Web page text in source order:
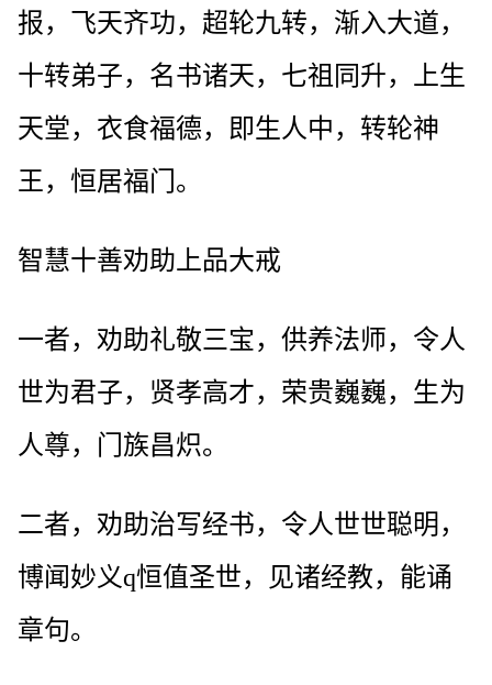
报，飞天齐功，超轮九转，渐入大道，
十转弟子，名书诸天，七祖同升，上生
天堂，衣食福德，即生人中，转轮神
王，恒居福门。
智慧十善劝助上品大戒
一者，劝助礼敬三宝，供养法师，令人
世为君子，贤孝高才，荣贵巍巍，生为
人尊，门族昌炽。
二者，劝助治写经书，令人世世聪明，
博闻妙义q恒值圣世，见诸经教，能诵
章句。